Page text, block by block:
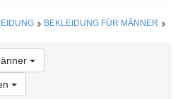
BEKLEIDUNG FÜR MÄNNER
Toggle Dropdown
Toggle Dropdown